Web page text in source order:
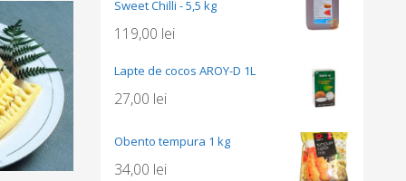
Sweet Chilli - 5,5 kg
119,00 lei
Lapte de cocos AROY-D 1L
27,00 lei
Obento tempura 1 kg
34,00 lei